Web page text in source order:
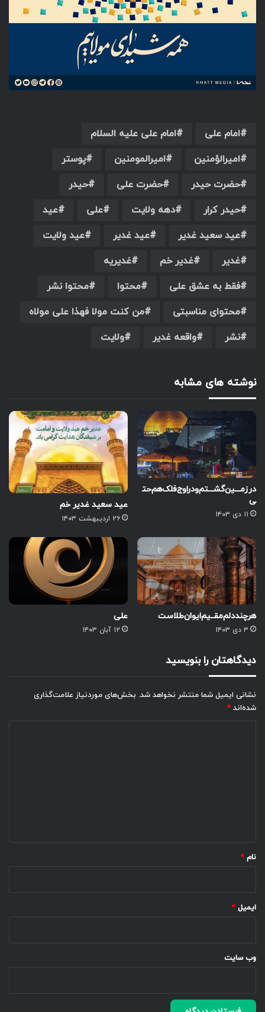
امام علی
امام علی علیه السلام
امیرالؤمنین
امیرالمومنین
پوستر
حضرت حیدر
حضرت علی
حیدر
حیدر کرار
دهه ولایت علی
عید
عید سعید غدیر
عید غدیر
عید ولایت
غدیر
غدیر خم
غدیریه
فقط به عشق علی
محتوا
محتوا نشر
محتوای مناسبتی
من کنت مولا فهذا علی مولاه
نشر
واقعه غدیر ولایت
نوشته های مشابه
درزمـــین‌گشـــتم‌و‌در‌اوج‌فلک‌هم‌حت
ی
۱۱ دی ۱۴۰۳
عید سعید غدیر خم
۲۶ اردیبهشت ۱۴۰۳
هر‌چند‌دلم‌مقــیم‌ایوان‌طلاست
۳ دی ۱۴۰۳
علی
۱۲ آبان ۱۴۰۳
دیدگاهتان را بنویسید
نشانی ایمیل شما منتشر نخواهد شد. بخش‌های موردنیاز علامت‌گذاری
شده‌اند *
نام *
ایمیل *
وب‌ سایت